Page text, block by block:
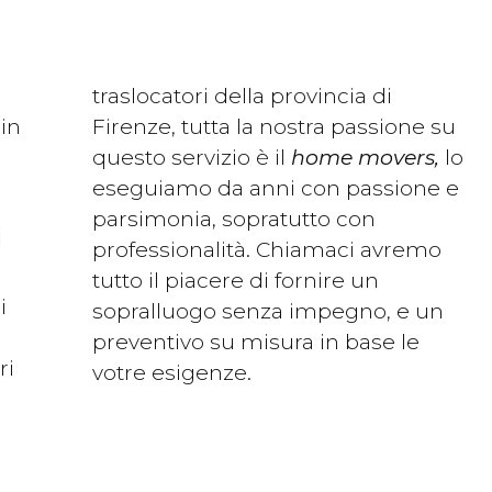
traslocatori della provincia di
Firenze, tutta la nostra passione su
questo servizio è il home movers, lo
eseguiamo da anni con passione e
parsimonia, sopratutto con
professionalità. Chiamaci avremo
tutto il piacere di fornire un
sopralluogo senza impegno, e un
preventivo su misura in base le
votre esigenze.